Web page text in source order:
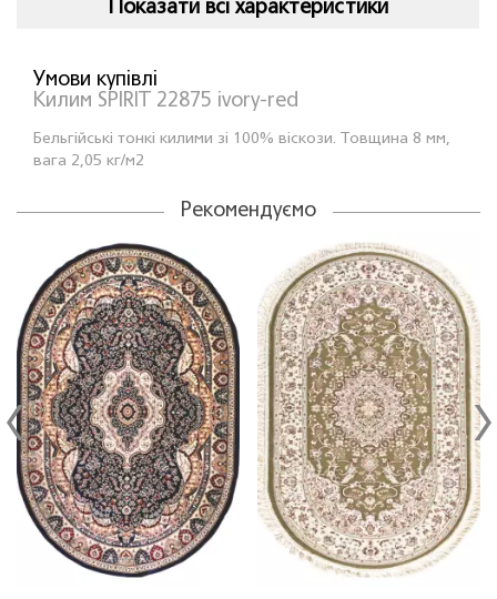
Показати всі характеристики
Умови купівлі
Килим SPIRIT 22875 ivory-red
Бельгійські тонкі килими зi 100% віскози. Товщина 8 мм,
вага 2,05 кг/м2
Рекомендуємо